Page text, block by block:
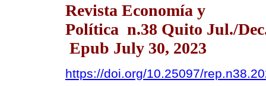
Revista Economía y
Política n.38 Quito Jul./
Epub July 30, 2023
https://doi.org/10.25097/